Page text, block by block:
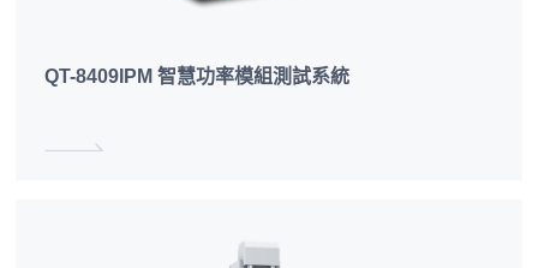
QT-8409IPM 智慧功率模組測試系統